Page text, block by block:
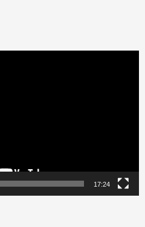
17:24